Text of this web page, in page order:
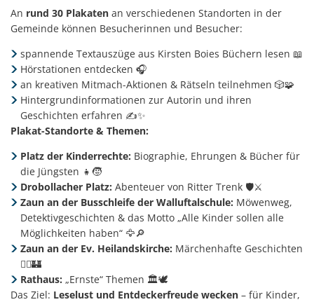
An rund 30 Plakaten an verschiedenen Standorten in der
Gemeinde können Besucherinnen und Besucher:
spannende Textauszüge aus Kirsten Boies Büchern lesen 📖
Hörstationen entdecken 🎧
an kreativen Mitmach-Aktionen & Rätseln teilnehmen 🎲🧩
Hintergrundinformationen zur Autorin und ihren
Geschichten erfahren ✍️✨
Plakat-Standorte & Themen:
Platz der Kinderrechte: Biographie, Ehrungen & Bücher für
die Jüngsten 👧🧒
Drobollacher Platz: Abenteuer von Ritter Trenk 🛡️⚔️
Zaun an der Busschleife der Walluftalschule: Möwenweg,
Detektivgeschichten & das Motto „Alle Kinder sollen alle
Möglichkeiten haben“ 🦅🔎
Zaun an der Ev. Heilandskirche: Märchenhafte Geschichten
🧚‍♀️🏰
Rathaus: „Ernste“ Themen 🏛️🕊️
Das Ziel: Leselust und Entdeckerfreude wecken – für Kinder,